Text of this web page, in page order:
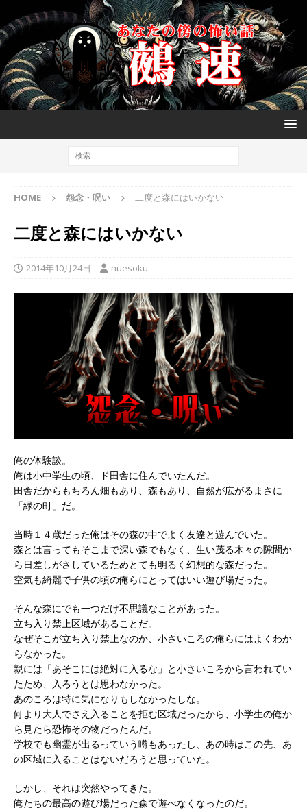
HOME 怨念・呪い 二度と森にはいかない
二度と森にはいかない
2014年10月24日 nuesoku
俺の体験談。
俺は小中学生の頃、ド田舎に住んでいたんだ。
田舎だからもちろん畑もあり、森もあり、自然が広がるまさに
「緑の町」だ。
当時１４歳だった俺はその森の中でよく友達と遊んでいた。
森とは言ってもそこまで深い森でもなく、生い茂る木々の隙間か
ら日差しがさしているためとても明るく幻想的な森だった。
空気も綺麗で子供の頃の俺らにとってはいい遊び場だった。
そんな森にでも一つだけ不思議なことがあった。
立ち入り禁止区域があることだ。
なぜそこが立ち入り禁止なのか、小さいころの俺らにはよくわか
らなかった。
親には「あそこには絶対に入るな」と小さいころから言われてい
たため、入ろうとは思わなかった。
あのころは特に気になりもしなかったしな。
何より大人でさえ入ることを拒む区域だったから、小学生の俺か
ら見たら恐怖その物だったんだ。
学校でも幽霊が出るっていう噂もあったし、あの時はこの先、あ
の区域に入ることはないだろうと思っていた。
しかし、それは突然やってきた。
俺たちの最高の遊び場だった森で遊べなくなったのだ。